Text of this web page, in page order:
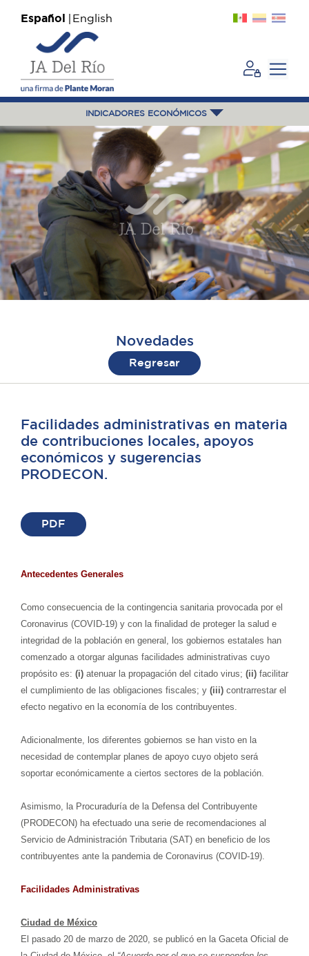
Español English
INDICADORES ECONÓMICOS
Novedades
Regresar
Facilidades administrativas en materia
de contribuciones locales, apoyos
económicos y sugerencias
PRODECON.
PDF
Antecedentes Generales
Como consecuencia de la contingencia sanitaria provocada por el
Coronavirus (COVID-19) y con la finalidad de proteger la salud e
integridad de la población en general, los gobiernos estatales han
comenzado a otorgar algunas facilidades administrativas cuyo
propósito es: (i) atenuar la propagación del citado virus; (ii) facilitar
el cumplimiento de las obligaciones fiscales; y (iii) contrarrestar el
efecto negativo en la economía de los contribuyentes.
Adicionalmente, los diferentes gobiernos se han visto en la
necesidad de contemplar planes de apoyo cuyo objeto será
soportar económicamente a ciertos sectores de la población.
Asimismo, la Procuraduría de la Defensa del Contribuyente
(PRODECON) ha efectuado una serie de recomendaciones al
Servicio de Administración Tributaria (SAT) en beneficio de los
contribuyentes ante la pandemia de Coronavirus (COVID-19).
Facilidades Administrativas
Ciudad de México
El pasado 20 de marzo de 2020, se publicó en la Gaceta Oficial de